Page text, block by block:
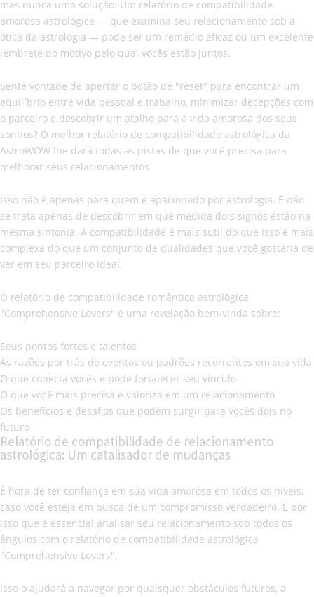
mas nunca uma solução. Um relatório de compatibilidade
amorosa astrológica — que examina seu relacionamento sob a
ótica da astrologia — pode ser um remédio eficaz ou um excelente
lembrete do motivo pelo qual vocês estão juntos.
Sente vontade de apertar o botão de "reset" para encontrar um
equilíbrio entre vida pessoal e trabalho, minimizar decepções com
o parceiro e descobrir um atalho para a vida amorosa dos seus
sonhos? O melhor relatório de compatibilidade astrológica da
AstroWOW lhe dará todas as pistas de que você precisa para
melhorar seus relacionamentos.
Isso não é apenas para quem é apaixonado por astrologia. E não
se trata apenas de descobrir em que medida dois signos estão na
mesma sintonia. A compatibilidade é mais sutil do que isso e mais
complexa do que um conjunto de qualidades que você gostaria de
ver em seu parceiro ideal.
O relatório de compatibilidade romântica astrológica
"Comprehensive Lovers" é uma revelação bem-vinda sobre:
Seus pontos fortes e talentos
As razões por trás de eventos ou padrões recorrentes em sua vida
O que conecta vocês e pode fortalecer seu vínculo
O que você mais precisa e valoriza em um relacionamento
Os benefícios e desafios que podem surgir para vocês dois no
futuro
Relatório de compatibilidade de relacionamento
astrológica: Um catalisador de mudanças
É hora de ter confiança em sua vida amorosa em todos os níveis,
caso você esteja em busca de um compromisso verdadeiro. É por
isso que é essencial analisar seu relacionamento sob todos os
ângulos com o relatório de compatibilidade astrológica
"Comprehensive Lovers".
Isso o ajudará a navegar por quaisquer obstáculos futuros, a